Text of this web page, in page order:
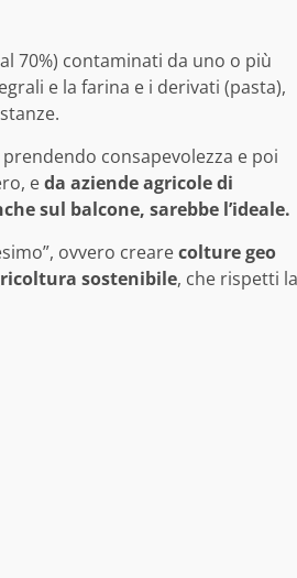
70%) contaminati da uno o più
e la farina e i derivati (pasta),
consapevolezza e poi
eda aziende agricole di
sul balcone, sarebbe l’ideale.
ovvero crearecolture geo
sostenibile, che rispetti la